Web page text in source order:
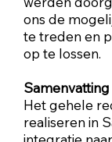
ons de
te treden en
op te lossen.
Samenvatting
Het gehele
realiseren in